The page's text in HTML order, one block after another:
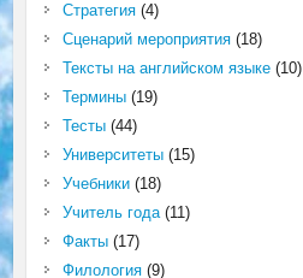
Стратегия(4)
Сценарий мероприятия(18)
Тексты на английском языке(10)
Термины(19)
Тесты(44)
Университеты(15)
Учебники(18)
Учитель года(11)
Факты(17)
Филология(9)